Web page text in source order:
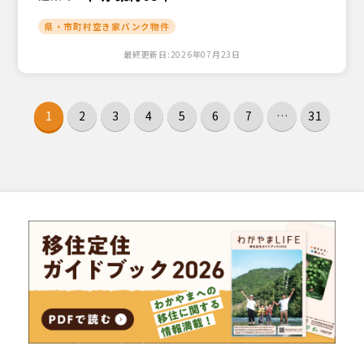
県・市町村空き家バンク物件
最終更新日:2026年07月23日
1 2 3 4 5 6 7 … 31